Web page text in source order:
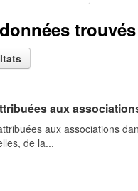
trouvés
aux
aux associations
de la...